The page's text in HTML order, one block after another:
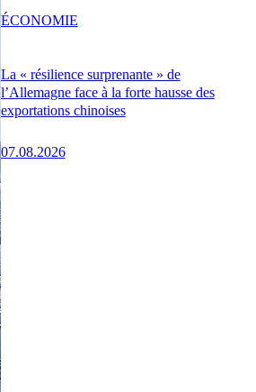
La « résilience surprenante » de
l’Allemagne face à la forte hausse des
exportations chinoises
07.08.2026
ÉCONOMIE